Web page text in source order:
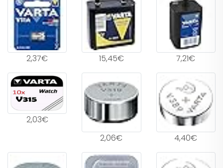
2,37€ 15,45€ 7,21€
2,03€
2,06€
4,40€